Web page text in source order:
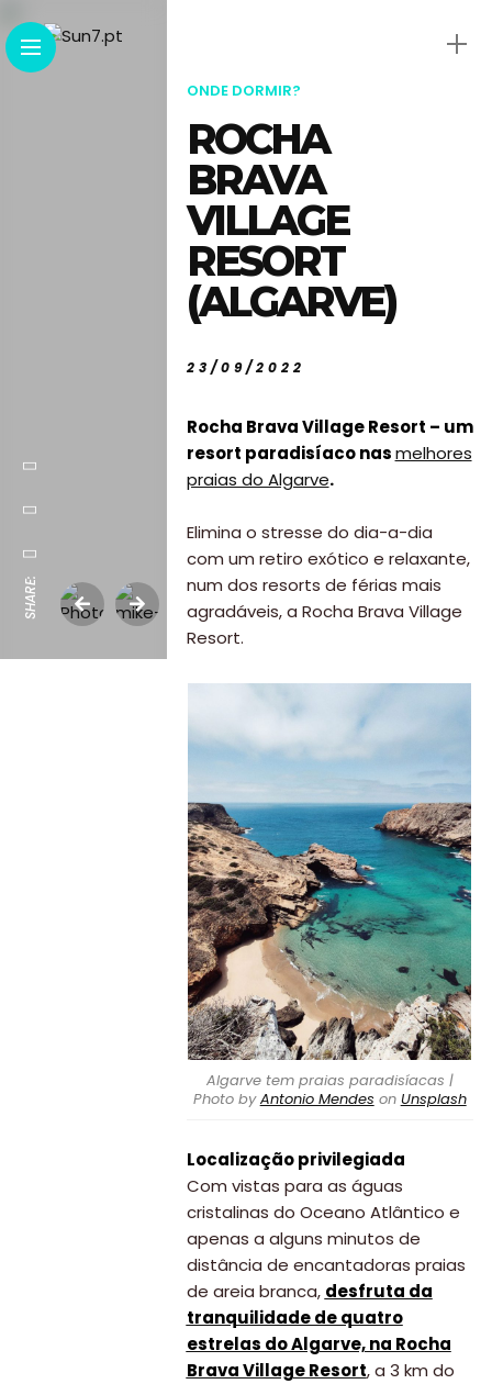
SHARE:
ONDE DORMIR?
ROCHA
BRAVA
VILLAGE
RESORT
(ALGARVE)
23/09/2022
Rocha Brava Village Resort – um
resort paradisíaco nasmelhores
praias do Algarve.
Elimina o stresse do dia-a-dia
com um retiro exótico e relaxante,
num dos resorts de férias mais
agradáveis, a Rocha Brava Village
Resort.
Algarve tem praias paradisíacas |
Photo byAntonio Mendes on Unsplash
Localização privilegiada
Com vistas para as águas
cristalinas do Oceano Atlântico e
apenas a alguns minutos de
distância de encantadoras praias
de areia branca, desfruta da
tranquilidade de quatro
estrelas do Algarve, na Rocha
Brava Village Resort, a 3 km do